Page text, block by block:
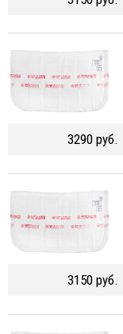
3290 руб.
3150 руб.